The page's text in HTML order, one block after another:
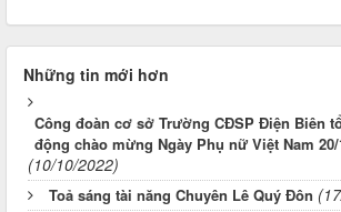
Những tin mới hơn
Công đoàn cơ sở Trường CĐSP Điện Biên
động chào mừng Ngày Phụ nữ Việt Nam 20/
(10/10/2022)
Toả sáng tài năng Chuyên Lê Quý Đôn